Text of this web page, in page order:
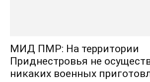
МИД ПМР: На территории
Приднестровья не
никаких военных